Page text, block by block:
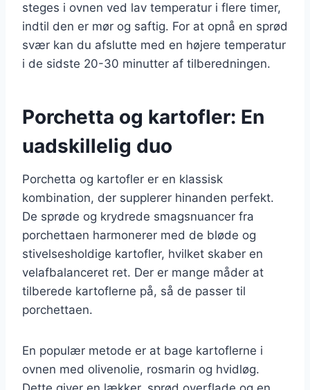
steges i ovnen ved lav temperatur i flere timer,
indtil den er mør og saftig. For at opnå en sprød
svær kan du afslutte med en højere temperatur
i de sidste 20-30 minutter af tilberedningen.
Porchetta og kartofler: En
uadskillelig duo
Porchetta og kartofler er en klassisk
kombination, der supplerer hinanden perfekt.
De sprøde og krydrede smagsnuancer fra
porchettaen harmonerer med de bløde og
stivelsesholdige kartofler, hvilket skaber en
velafbalanceret ret. Der er mange måder at
tilberede kartoflerne på, så de passer til
porchettaen.
En populær metode er at bage kartoflerne i
ovnen med olivenolie, rosmarin og hvidløg.